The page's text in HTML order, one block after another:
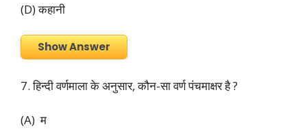
(D) कहानी
Show Answer
7. हिन्दी वर्णमाला के अनुसार, कौन-सा वर्ण पंचमाक्षर है ?
(A) म